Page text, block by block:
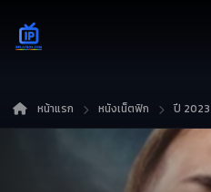
หน้าแรก หนังเน็ตฟิก ปี 2023